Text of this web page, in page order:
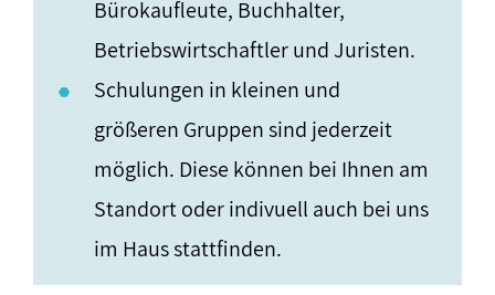
Bürokaufleute, Buchhalter,
Betriebswirtschaftler und Juristen.
Schulungen in kleinen und
größeren Gruppen sind jederzeit
möglich. Diese können bei Ihnen am
Standort oder indivuell auch bei uns
im Haus stattfinden.